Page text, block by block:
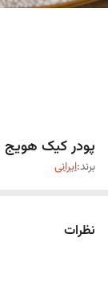
پودر کیک هویج
برند:ایرانی
نظرات